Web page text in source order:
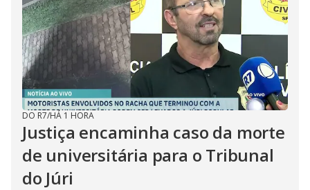
DO R7/HÁ 1 HORA
Justiça encaminha caso da morte
de universitária para o Tribunal
do Júri